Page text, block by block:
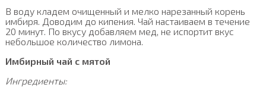
В воду кладем очищенный и мелко нарезанный корень
имбиря. Доводим до кипения. Чай настаиваем в течение
20 минут. По вкусу добавляем мед, не испортит вкус
небольшое количество лимона.
Имбирный чай с мятой
Ингредиенты: